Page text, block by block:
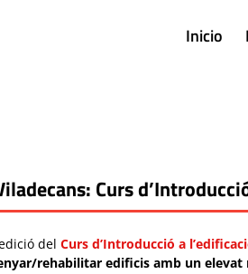
Inicio
Curs
del Curs d’Introducció a
rehabilitar edificis amb un elevat